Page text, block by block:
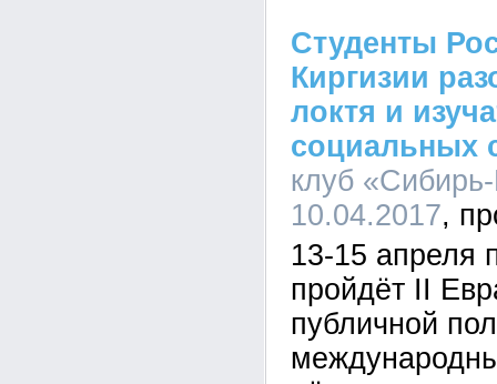
Студенты
Киргизии
локтя и
социальных
клуб
10.04.2017
13-15 апреля
пройдёт II
публичной